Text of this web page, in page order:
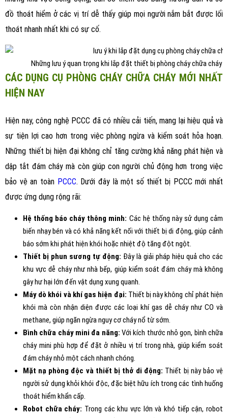
đồ thoát hiểm ở các vị trí dễ thấy giúp mọi người nắm bắt được lối
thoát nhanh nhất khi có sự cố.
Những lưu ý quan trọng khi lắp đặt thiết bị phòng cháy chữa cháy
CÁC DỤNG CỤ PHÒNG CHÁY CHỮA CHÁY MỚI NHẤT
HIỆN NAY
Hiện nay, công nghệ PCCC đã có nhiều cải tiến, mang lại hiệu quả và
sự tiện lợi cao hơn trong việc phòng ngừa và kiểm soát hỏa hoạn.
Những thiết bị hiện đại không chỉ tăng cường khả năng phát hiện và
dập tắt đám cháy mà còn giúp con người chủ động hơn trong việc
bảo vệ an toàn PCCC. Dưới đây là một số thiết bị PCCC mới nhất
được ứng dụng rộng rãi:
Hệ thống báo cháy thông minh: Các hệ thống này sử dụng cảm
biến nhạy bén và có khả năng kết nối với thiết bị di động, giúp cảnh
báo sớm khi phát hiện khói hoặc nhiệt độ tăng đột ngột.
Thiết bị phun sương tự động: Đây là giải pháp hiệu quả cho các
khu vực dễ cháy như nhà bếp, giúp kiểm soát đám cháy mà không
gây hư hại lớn đến vật dụng xung quanh.
Máy dò khói và khí gas hiện đại: Thiết bị này không chỉ phát hiện
khói mà còn nhận diện được các loại khí gas dễ cháy như CO và
methane, giúp ngăn ngừa nguy cơ cháy nổ từ sớm.
Bình chữa cháy mini đa năng: Với kích thước nhỏ gọn, bình chữa
cháy mini phù hợp để đặt ở nhiều vị trí trong nhà, giúp kiểm soát
đám cháy nhỏ một cách nhanh chóng.
Mặt nạ phòng độc và thiết bị thở di động: Thiết bị này bảo vệ
người sử dụng khỏi khói độc, đặc biệt hữu ích trong các tình huống
thoát hiểm khẩn cấp.
Robot chữa cháy: Trong các khu vực lớn và khó tiếp cận, robot